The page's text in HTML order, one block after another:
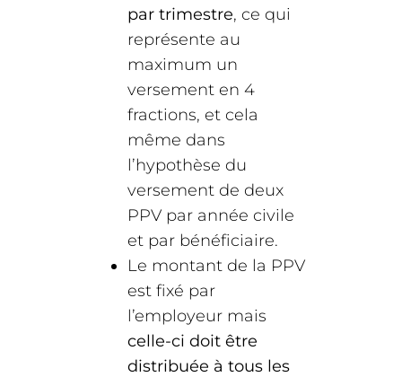
par trimestre, ce qui
représente au
maximum un
versement en 4
fractions, et cela
même dans
l’hypothèse du
versement de deux
PPV par année civile
et par bénéficiaire.
Le montant de la PPV
est fixé par
l’employeur mais
celle-ci doit être
distribuée à tous les